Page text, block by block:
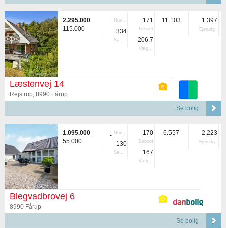
2.295.000
115.000
- Nuvær.
334
Samlet
171
Beboet
206.7
Vægtet
11.103 1.397
Ejerudg.
Læstenvej 14
Rejstrup, 8990 Fårup
Se bolig
1.095.000
55.000
- Nuvær.
130
Samlet
170
Beboet
167
Vægtet
6.557 2.223
Ejerudg.
Blegvadbrovej 6
8990 Fårup
Se bolig